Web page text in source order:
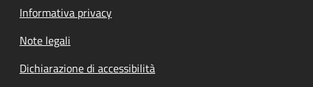
Informativa privacy
Note legali
Dichiarazione di accessibilità